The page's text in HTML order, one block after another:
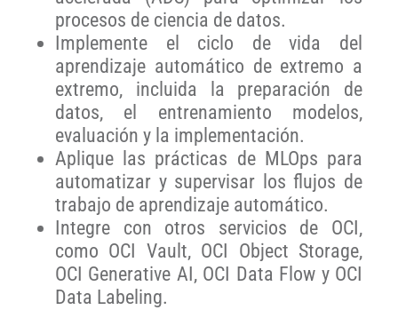
procesos de ciencia de datos.
Implemente el ciclo de vida del
aprendizaje automático de extremo a
extremo, incluida la preparación de
datos, el entrenamiento modelos,
evaluación y la implementación.
Aplique las prácticas de MLOps para
automatizar y supervisar los flujos de
trabajo de aprendizaje automático.
Integre con otros servicios de OCI,
como OCI Vault, OCI Object Storage,
OCI Generative AI, OCI Data Flow y OCI
Data Labeling.